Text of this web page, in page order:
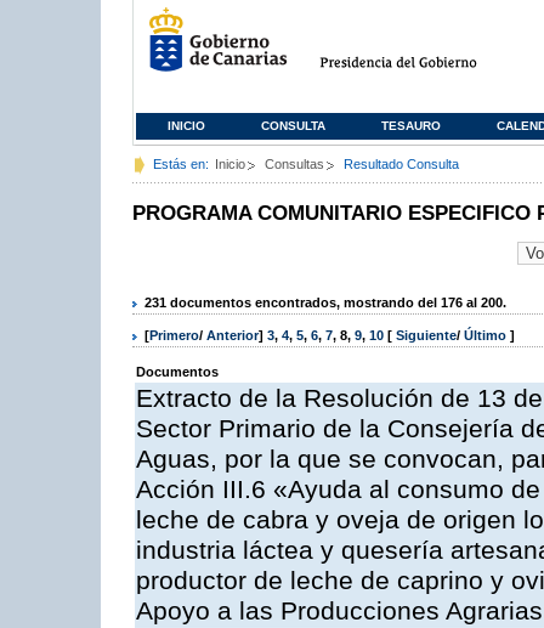
INICIO CONSULTA TESAURO
Estás en: Inicio Consultas Resultado Consulta
PROGRAMA COMUNITARIO ESPECIFICO
231 documentos encontrados, mostrando del 176 al 200.
[Primero/ Anterior] 3, 4, 5, 6, 7, 8, 9, 10 [ Siguiente/ Último ]
Documentos
Extracto de la Resolución de 13
Sector Primario de la Consejería
Aguas, por la que se convocan,
Acción III.6 «Ayuda al consumo
leche de cabra y oveja de origen
industria láctea y quesería
productor de leche de caprino y
Apoyo a las Producciones